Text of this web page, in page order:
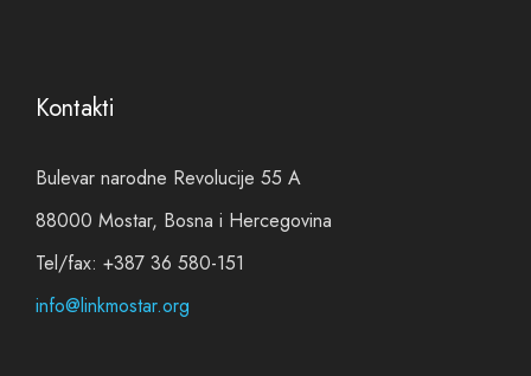
Kontakti
Bulevar narodne Revolucije 55 A
88000 Mostar, Bosna i Hercegovina
Tel/fax: +387 36 580-151
info@linkmostar.org